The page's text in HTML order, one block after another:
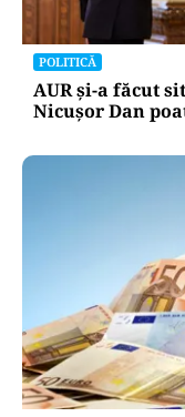
POLITICĂ
AUR și-a făcut
Nicușor Dan